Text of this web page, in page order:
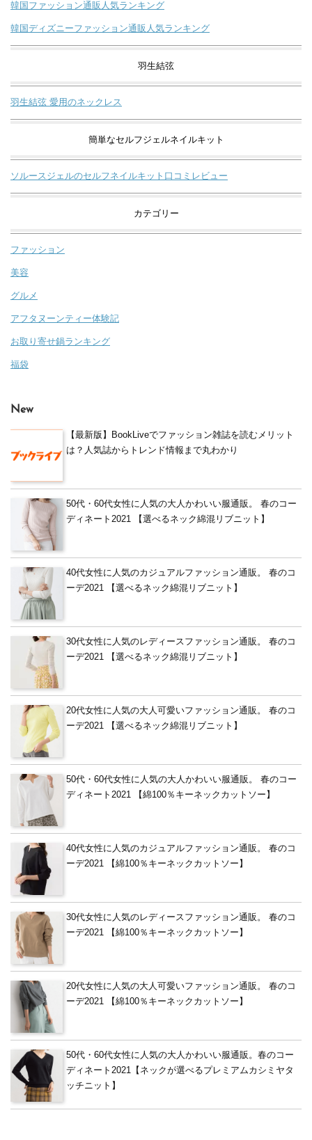
韓国ファッション通販人気ランキング
韓国ディズニーファッション通販人気ランキング
羽生結弦
羽生結弦 愛用のネックレス
簡単なセルフジェルネイルキット
ソルースジェルのセルフネイルキット口コミレビュー
カテゴリー
ファッション
美容
グルメ
アフタヌーンティー体験記
お取り寄せ鍋ランキング
福袋
New
【最新版】BookLiveでファッション雑誌を読むメリット
は？人気誌からトレンド情報まで丸わかり
50代・60代女性に人気の大人かわいい服通販。 春のコー
ディネート2021 【選べるネック綿混リブニット】
40代女性に人気のカジュアルファッション通販。 春のコ
ーデ2021 【選べるネック綿混リブニット】
30代女性に人気のレディースファッション通販。 春のコ
ーデ2021 【選べるネック綿混リブニット】
20代女性に人気の大人可愛いファッション通販。 春のコ
ーデ2021 【選べるネック綿混リブニット】
50代・60代女性に人気の大人かわいい服通販。 春のコー
ディネート2021 【綿100％キーネックカットソー】
40代女性に人気のカジュアルファッション通販。 春のコ
ーデ2021 【綿100％キーネックカットソー】
30代女性に人気のレディースファッション通販。 春のコ
ーデ2021 【綿100％キーネックカットソー】
20代女性に人気の大人可愛いファッション通販。 春のコ
ーデ2021 【綿100％キーネックカットソー】
50代・60代女性に人気の大人かわいい服通販。春のコー
ディネート2021【ネックが選べるプレミアムカシミヤタ
ッチニット】